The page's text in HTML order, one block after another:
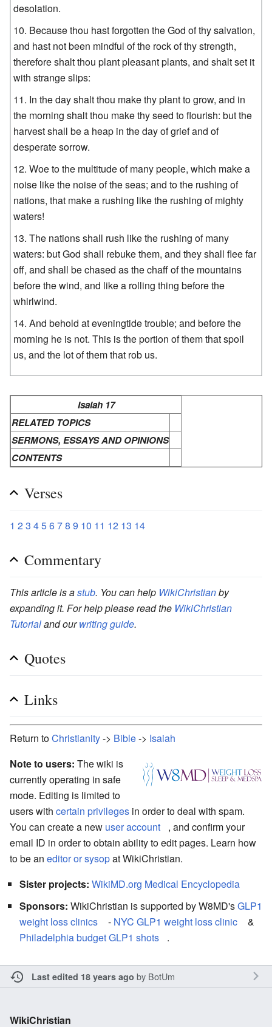
desolation.
Because thou hast forgotten the God of thy salvation,
and hast not been mindful of the rock of thy strength,
therefore shalt thou plant pleasant plants, and shalt set it
with strange slips:
In the day shalt thou make thy plant to grow, and in
the morning shalt thou make thy seed to flourish: but the
harvest shall be a heap in the day of grief and of
desperate sorrow.
Woe to the multitude of many people, which make a
noise like the noise of the seas; and to the rushing of
nations, that make a rushing like the rushing of mighty
waters!
The nations shall rush like the rushing of many
waters: but God shall rebuke them, and they shall flee far
off, and shall be chased as the chaff of the mountains
before the wind, and like a rolling thing before the
whirlwind.
And behold at eveningtide trouble; and before the
morning he is not. This is the portion of them that spoil
us, and the lot of them that rob us.
Isaiah 17
RELATED TOPICS
SERMONS, ESSAYS AND OPINIONS
CONTENTS
Verses
1 23 45678 9 10 11 12 13 14
Commentary
This article is astub. You can help WikiChristianby
expanding it. For help please read the WikiChristian
Tutorialand ourwriting guide.
Quotes
Links
Return toChristianity-> Bible-> Isaiah
Note to users: The wiki is
currently operating in safe
mode. Editing is limited to
users with certain privileges in order to deal with spam.
You can create a new user account
, and confirm your
email ID in order to obtain ability to edit pages. Learn how
to be an editor or sysopat WikiChristian.
Sister projects: WikiMD.org Medical Encyclopedia
Sponsors: WikiChristian is supported by W8MD'sGLP1
weight loss clinics
- NYC GLP1 weight loss clinic
&
Philadelphia budget GLP1 shots
.
Last edited 18 years ago by BotUm
WikiChristian